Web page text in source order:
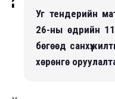
Уг тендерийн
26-ны өдрийн
бөгөөд
хөрөнгө